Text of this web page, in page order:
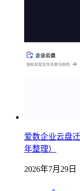
爱数企业云盘
年整理）
2026年7月29日